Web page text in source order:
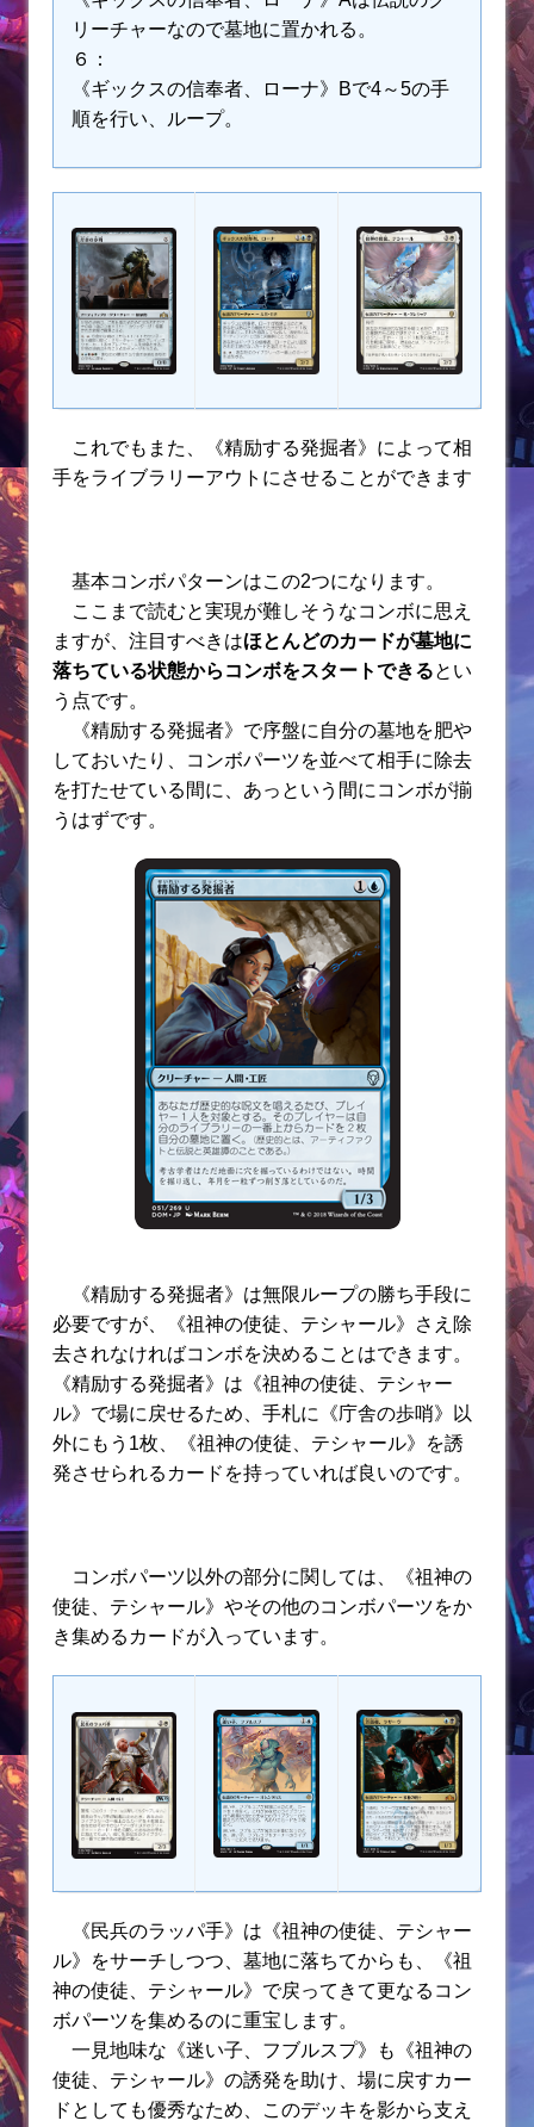
リーチャーなので墓地に置かれる。
６：
《ギックスの信奉者、ローナ》Bで4～5の手
順を行い、ループ。
これでもまた、《精励する発掘者》によって相
手をライブラリーアウトにさせることができます
基本コンボパターンはこの2つになります。
ここまで読むと実現が難しそうなコンボに思え
ますが、注目すべきはほとんどのカードが墓地に
落ちている状態からコンボをスタートできるとい
う点です。
《精励する発掘者》で序盤に自分の墓地を肥や
しておいたり、コンボパーツを並べて相手に除去
を打たせている間に、あっという間にコンボが揃
うはずです。
《精励する発掘者》は無限ループの勝ち手段に
必要ですが、《祖神の使徒、テシャール》さえ除
去されなければコンボを決めることはできます。
《精励する発掘者》は《祖神の使徒、テシャー
ル》で場に戻せるため、手札に《庁舎の歩哨》以
外にもう1枚、《祖神の使徒、テシャール》を誘
発させられるカードを持っていれば良いのです。
コンボパーツ以外の部分に関しては、《祖神の
使徒、テシャール》やその他のコンボパーツをか
き集めるカードが入っています。
《民兵のラッパ手》は《祖神の使徒、テシャー
ル》をサーチしつつ、墓地に落ちてからも、《祖
神の使徒、テシャール》で戻ってきて更なるコン
ボパーツを集めるのに重宝します。
一見地味な《迷い子、フブルスプ》も《祖神の
使徒、テシャール》の誘発を助け、場に戻すカー
ドとしても優秀なため、このデッキを影から支え